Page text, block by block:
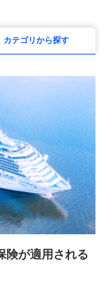
カテゴリから探す
険が適用される